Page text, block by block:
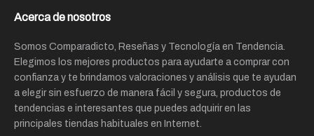
Acerca de nosotros
Somos Comparadicto, Reseñas y Tecnología en Tendencia.
Elegimos los mejores productos para ayudarte a comprar con
confianza y te brindamos valoraciones y análisis que te ayudan
a elegir sin esfuerzo de manera fácil y segura, productos de
tendencias e interesantes que puedes adquirir en las
principales tiendas habituales en Internet.